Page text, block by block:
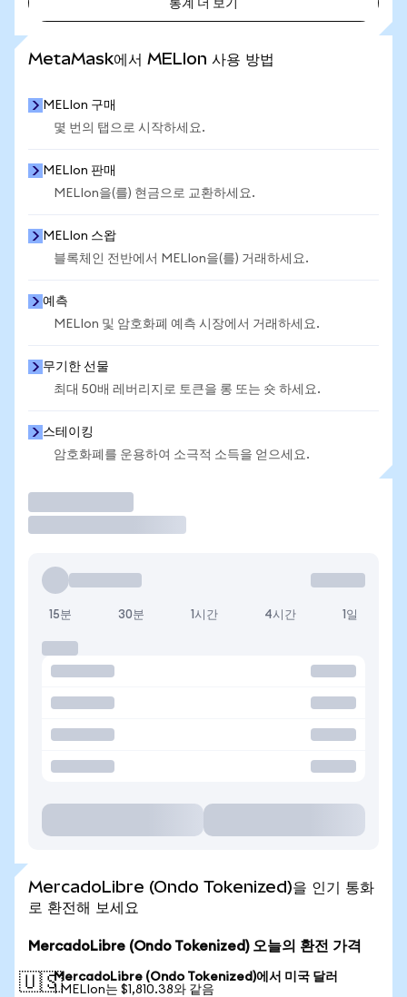
통계 더 보기
MetaMask에서 MELIon 사용 방법
MELIon 구매
몇 번의 탭으로 시작하세요.
MELIon 판매
MELIon을(를) 현금으로 교환하세요.
MELIon 스왑
블록체인 전반에서 MELIon을(를) 거래하세요.
예측
MELIon 및 암호화폐 예측 시장에서 거래하세요.
무기한 선물
최대 50배 레버리지로 토큰을 롱 또는 숏 하세요.
스테이킹
암호화폐를 운용하여 소극적 소득을 얻으세요.
15분 30분 1시간 4시간 1일
MercadoLibre (Ondo Tokenized)을 인기 통화
로 환전해 보세요
MercadoLibre (Ondo Tokenized) 오늘의 환전 가격
🇺🇸MercadoLibre (Ondo Tokenized)에서 미국 달러
1 MELIon는 $1,810.38와 같음